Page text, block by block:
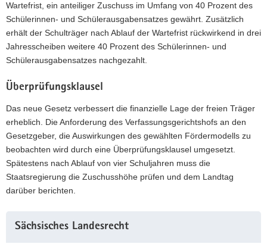
Wartefrist, ein anteiliger Zuschuss im Umfang von 40 Prozent des
Schülerinnen- und Schülerausgabensatzes gewährt. Zusätzlich
erhält der Schulträger nach Ablauf der Wartefrist rückwirkend in drei
Jahresscheiben weitere 40 Prozent des Schülerinnen- und
Schülerausgabensatzes nachgezahlt.
Überprüfungsklausel
Das neue Gesetz verbessert die finanzielle Lage der freien Träger
erheblich. Die Anforderung des Verfassungsgerichtshofs an den
Gesetzgeber, die Auswirkungen des gewählten Fördermodells zu
beobachten wird durch eine Überprüfungsklausel umgesetzt.
Spätestens nach Ablauf von vier Schuljahren muss die
Staatsregierung die Zuschusshöhe prüfen und dem Landtag
darüber berichten.
Information
Sächsisches Landesrecht